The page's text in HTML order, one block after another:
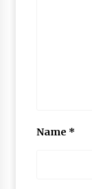
Name *